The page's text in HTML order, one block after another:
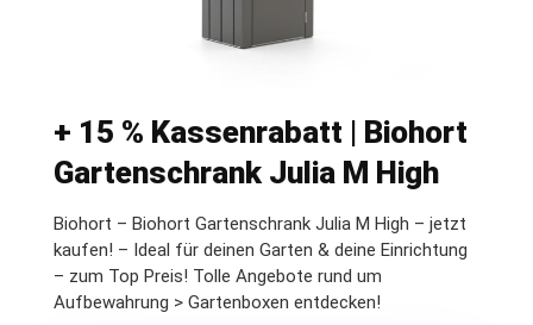
+ 15 % Kassenrabatt | Biohort
Gartenschrank Julia M High
Biohort – Biohort Gartenschrank Julia M High – jetzt
kaufen! – Ideal für deinen Garten & deine Einrichtung
– zum Top Preis! Tolle Angebote rund um
Aufbewahrung > Gartenboxen entdecken!